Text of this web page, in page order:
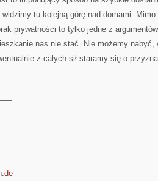
tu kolejną górę nad domami.
prywatności to tylko jedne z
nas nie stać. Nie możemy nabyć,
z całych sił staramy się o